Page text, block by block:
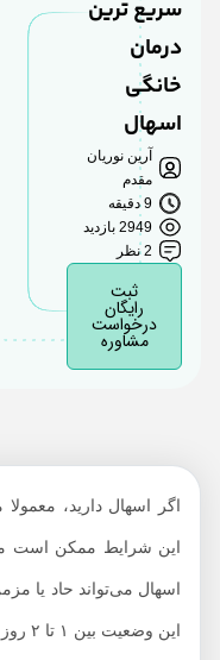
سریع ترین
درمان
خانگی
اسهال
آرین نوریان
مقدم
9 دقیقه
2949 بازدید
2 نظر
رایگان
درخواست
مشاوره
اگر اسهال دارید، معمولا
این شرایط ممکن است مدام
اسهال می‌تواند حاد یا مزمن
این وضعیت